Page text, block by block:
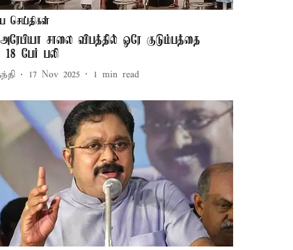
செய்திகள்
அரேபியா சாலை விபத்தில் ஒரே குடும்பத்தை
18 பேர் பலி
17 Nov 2025 1 min read